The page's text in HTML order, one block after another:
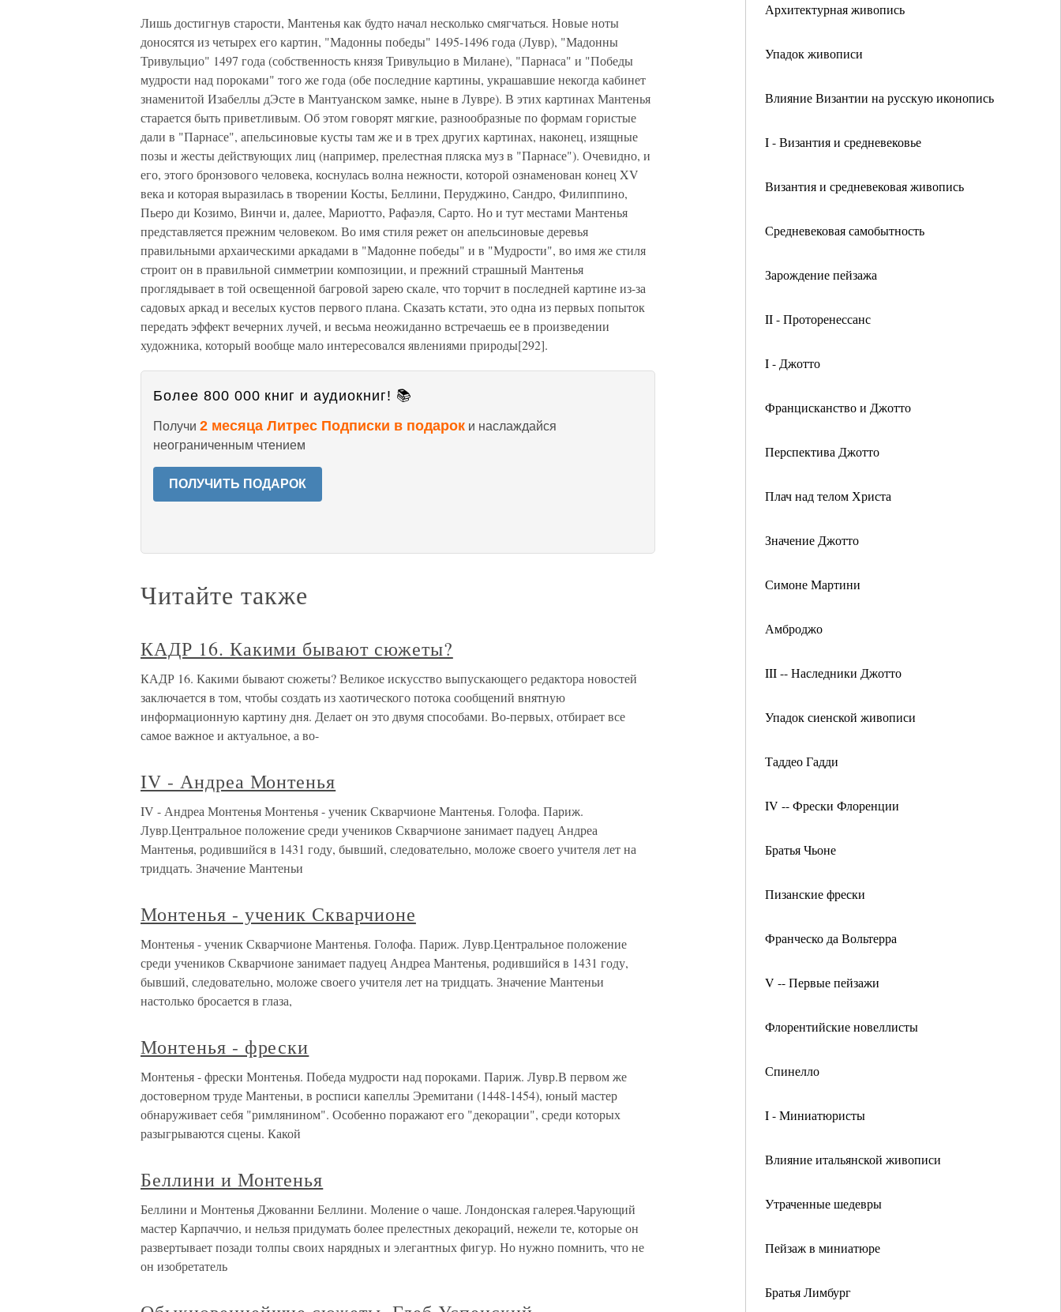
Архитектурная живопись
Упадок живописи
Влияние Византии на русскую иконопись
I - Византия и средневековье
Византия и средневековая живопись
Средневековая самобытность
Зарождение пейзажа
II - Проторенессанс
I - Джотто
Францисканство и Джотто
Перспектива Джотто
Плач над телом Христа
Значение Джотто
Симоне Мартини
Амброджо
III -- Наследники Джотто
Упадок сиенской живописи
Таддео Гадди
IV -- Фрески Флоренции
Братья Чьоне
Пизанские фрески
Франческо да Вольтерра
V -- Первые пейзажи
Флорентийские новеллисты
Спинелло
I - Миниатюристы
Влияние итальянской живописи
Утраченные шедевры
Пейзаж в миниатюре
Братья Лимбург
Лишь достигнув старости, Мантенья как будто начал несколько смягчаться. Новые ноты
доносятся из четырех его картин, "Мадонны победы" 1495-1496 года (Лувр), "Мадонны
Тривульцио" 1497 года (собственность князя Тривульцио в Милане), "Парнаса" и "Победы
мудрости над пороками" того же года (обе последние картины, украшавшие некогда кабинет
знаменитой Изабеллы дЭсте в Мантуанском замке, ныне в Лувре). В этих картинах Мантенья
старается быть приветливым. Об этом говорят мягкие, разнообразные по формам гористые
дали в "Парнасе", апельсиновые кусты там же и в трех других картинах, наконец, изящные
позы и жесты действующих лиц (например, прелестная пляска муз в "Парнасе"). Очевидно, и
его, этого бронзового человека, коснулась волна нежности, которой ознаменован конец XV
века и которая выразилась в творении Косты, Беллини, Перуджино, Сандро, Филиппино,
Пьеро ди Козимо, Винчи и, далее, Мариотто, Рафаэля, Сарто. Но и тут местами Мантенья
представляется прежним человеком. Во имя стиля режет он апельсиновые деревья
правильными архаическими аркадами в "Мадонне победы" и в "Мудрости", во имя же стиля
строит он в правильной симметрии композиции, и прежний страшный Мантенья
проглядывает в той освещенной багровой зарею скале, что торчит в последней картине из-за
садовых аркад и веселых кустов первого плана. Сказать кстати, это одна из первых попыток
передать эффект вечерних лучей, и весьма неожиданно встречаешь ее в произведении
художника, который вообще мало интересовался явлениями природы[292].
Более 800 000 книг и аудиокниг! 📚
Получи 2 месяца Литрес Подписки в подарок и наслаждайся
неограниченным чтением
ПОЛУЧИТЬ ПОДАРОК
Читайте также
КАДР 16. Какими бывают сюжеты?
КАДР 16. Какими бывают сюжеты? Великое искусство выпускающего редактора новостей
заключается в том, чтобы создать из хаотического потока сообщений внятную
информационную картину дня. Делает он это двумя способами. Во-первых, отбирает все
самое важное и актуальное, а во-
IV - Андреа Монтенья
IV - Андреа Монтенья Монтенья - ученик Скварчионе Мантенья. Голофа. Париж.
Лувр.Центральное положение среди учеников Скварчионе занимает падуец Андреа
Мантенья, родившийся в 1431 году, бывший, следовательно, моложе своего учителя лет на
тридцать. Значение Мантеньи
Монтенья - ученик Скварчионе
Монтенья - ученик Скварчионе Мантенья. Голофа. Париж. Лувр.Центральное положение
среди учеников Скварчионе занимает падуец Андреа Мантенья, родившийся в 1431 году,
бывший, следовательно, моложе своего учителя лет на тридцать. Значение Мантеньи
настолько бросается в глаза,
Монтенья - фрески
Монтенья - фрески Монтенья. Победа мудрости над пороками. Париж. Лувр.В первом же
достоверном труде Мантеньи, в росписи капеллы Эремитани (1448-1454), юный мастер
обнаруживает себя "римлянином". Особенно поражают его "декорации", среди которых
разыгрываются сцены. Какой
Беллини и Монтенья
Беллини и Монтенья Джованни Беллини. Моление о чаше. Лондонская галерея.Чарующий
мастер Карпаччио, и нельзя придумать более прелестных декораций, нежели те, которые он
развертывает позади толпы своих нарядных и элегантных фигур. Но нужно помнить, что не
он изобретатель